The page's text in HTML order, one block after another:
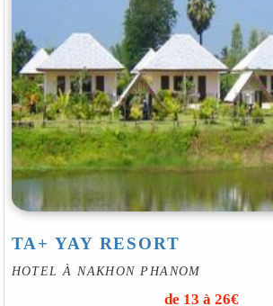
TA+ YAY RESORT
HOTEL À NAKHON PHANOM
de 13 à 26€